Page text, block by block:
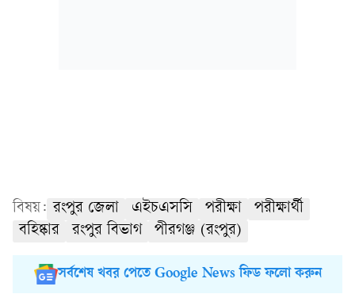
বিষয়: রংপুর জেলা এইচএসসি পরীক্ষা
পরীক্ষার্থী
বহিষ্কার
রংপুর বিভাগ পীরগঞ্জ (রংপুর)
সর্বশেষ খবর পেতে Google News ফিড ফলো করুন